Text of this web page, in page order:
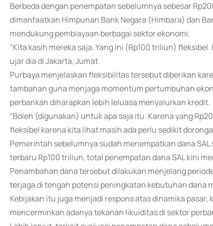
Berbeda dengan penempatan sebelumnya sebesar
dimanfaatkan Himpunan Bank Negara (Himbara) dan
mendukung pembiayaan berbagai sektor ekonomi.
"Kita kasih mereka saja. Yang ini (Rp100 triliun)
ujar dia di Jakarta, Jumat.
Purbaya menjelaskan fleksibilitas tersebut diberikan
tambahan guna menjaga momentum pertumbuhan
perbankan diharapkan lebih leluasa menyalurkan kredit.
"Boleh (digunakan) untuk apa saja itu. Karena yang
fleksibel karena kita lihat masih ada perlu sedikit
Pemerintah sebelumnya sudah menempatkan dana
terbaru Rp100 triliun, total penempatan dana SAL kini
Penambahan dana tersebut dilakukan menjelang
terjaga di tengah potensi peningkatan kebutuhan dana
Kebijakan itu juga menjadi respons atas dinamika
mencerminkan adanya tekanan likuiditas di sektor